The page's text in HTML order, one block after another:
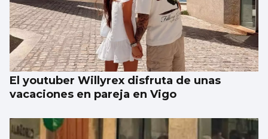
El youtuber Willyrex disfruta de unas
vacaciones en pareja en Vigo